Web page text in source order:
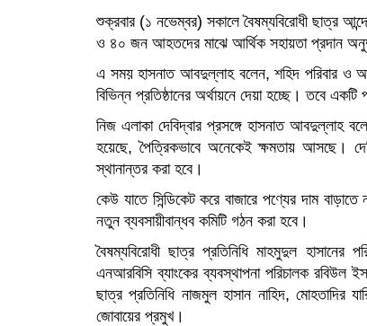
শুক্রবার (১ নভেম্বর) সকালে বৈষম্যবিরোধী ছাত্র
ও ৪০ জন আহতদের মাঝে আর্থিক সহায়তা প্রদান
এ সময় হাসনাত আবদুল্লাহ বলেন, শহিদ পরিবার ও
বিভিন্ন প্রতিষ্ঠানের অর্থায়নে দেয়া হচ্ছে। তবে একটি
নিজ এলাকা দেবিদ্বার প্রসঙ্গে হাসনাত আবদুল্লাহ
হয়েছে, পৈত্রিকভাবে অনেকেই ক্ষমতায় আসছে।
স্থানান্তর করা হবে।
কেউ যাতে সিন্ডিকেট করে বাজারে পণ্যের দাম
নতুন ব্যবসায়ীবান্ধব কমিটি গঠন করা হবে।
বৈষম্যবিরোধী ছাত্র প্রতিনিধি মাহমুদুল হাসানের
এনআরবিসি ব্যাংকের ব্যবস্থাপনা পরিচালক রবিউল
ছাত্র প্রতিনিধি নাজমুল হাসান নাহিদ,
জোবায়ের প্রমুখ।